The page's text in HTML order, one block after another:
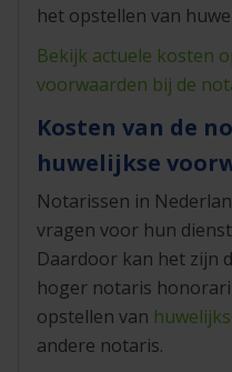
het opstellen van
Bekijk actuele kosten
voorwaarden bij de
Kosten van de
huwelijkse
Notarissen in
vragen voor hun
Daardoor kan het zijn
hoger notaris
opstellen van
andere notaris.